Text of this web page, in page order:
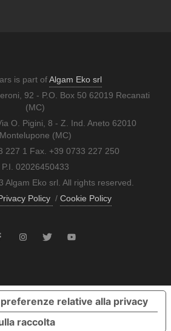
is part ofAlgam Eko srl
92 - P.O. Box 50 62019 Recanati
(MC)
O. Pigini, 8 - Z. Ind. Aneto 62010
Montelupone (MC)
227 1 Fax. +39 0733 227 250
P.I. 02026450433
Algam Eko srl. All rights reserved.
Policy / Cookie Policy
raccolta
relative alla privacy